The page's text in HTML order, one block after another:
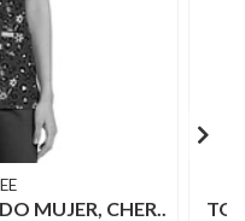
MUJER, CHER..